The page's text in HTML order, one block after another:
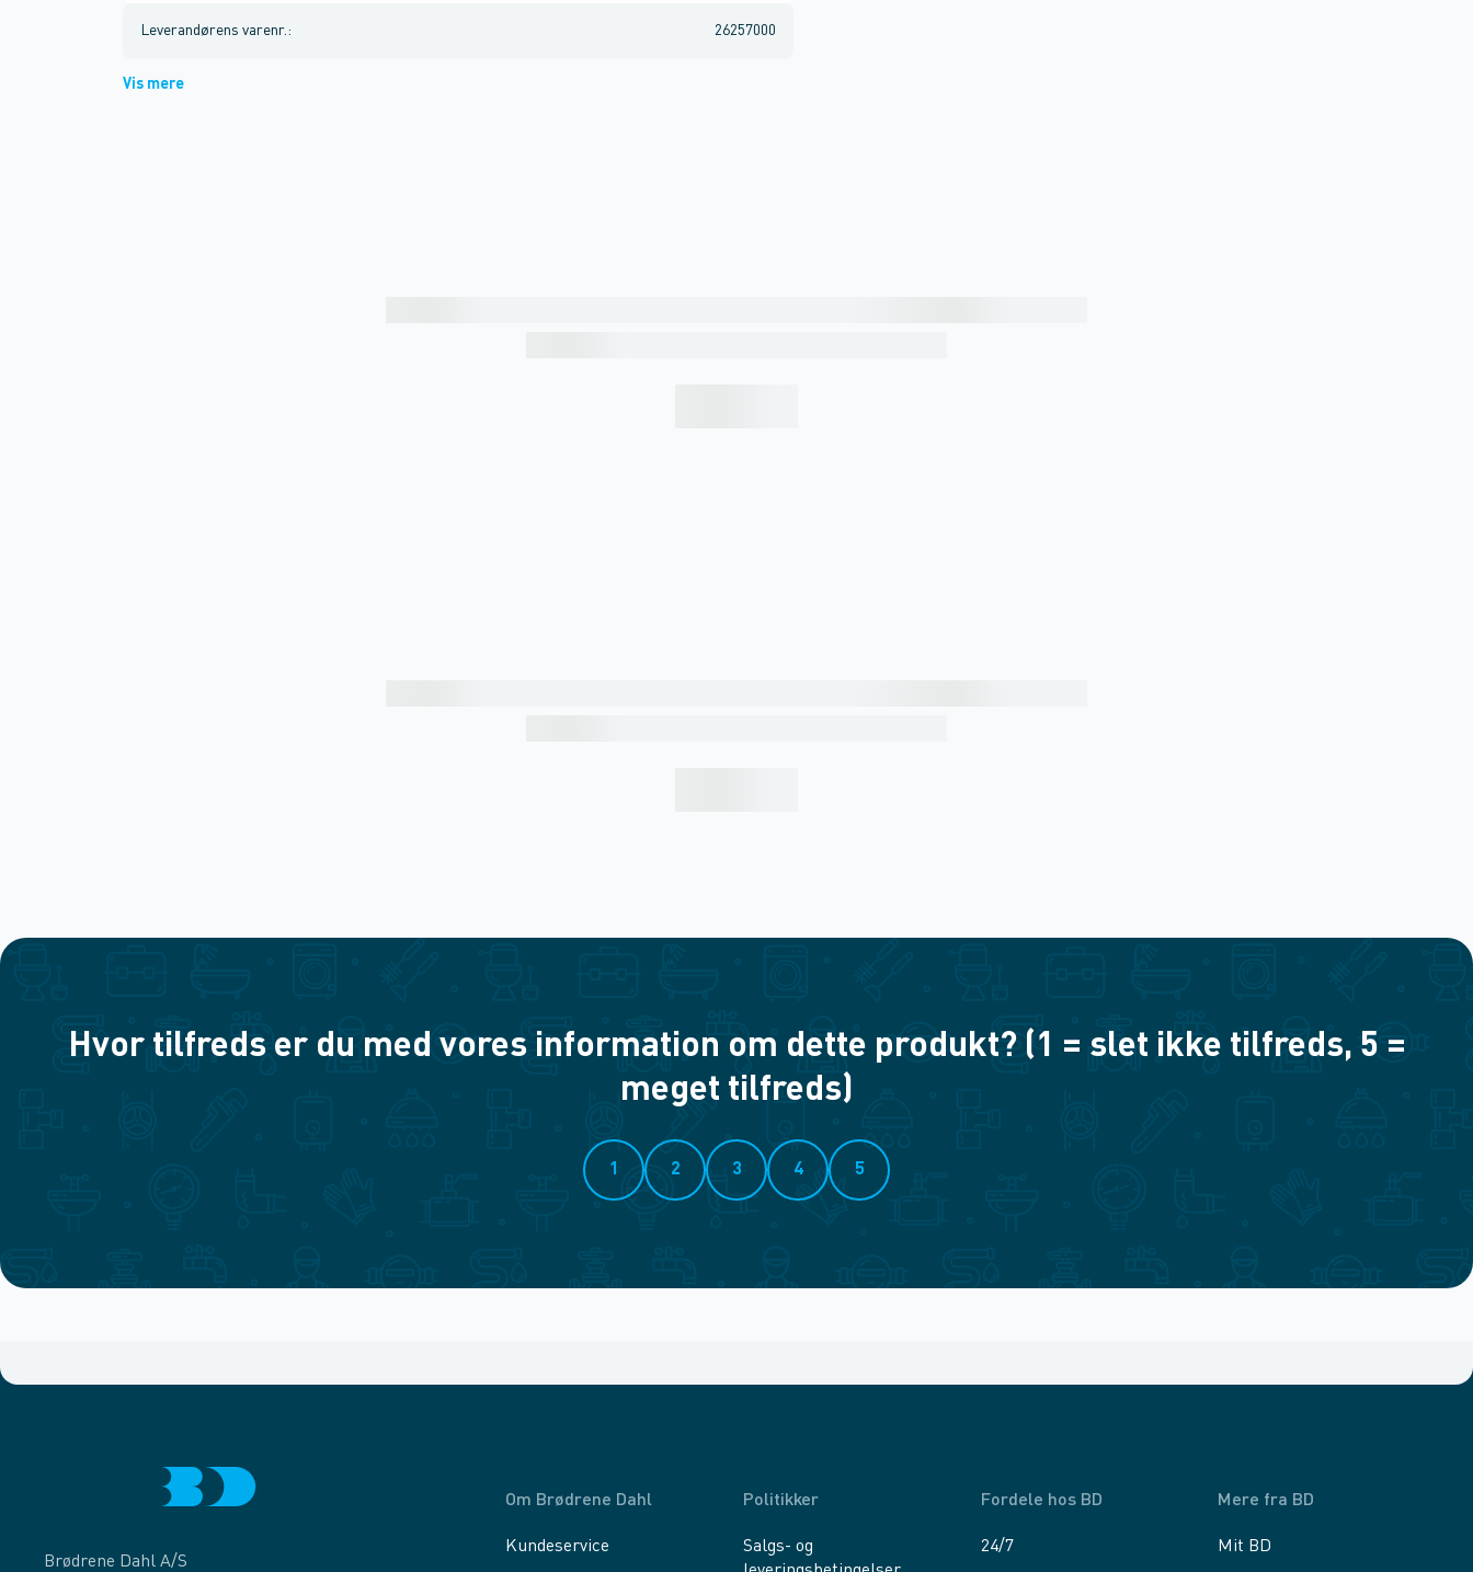
Leverandørens varenr. : 26257000
Vis mere
Hvor tilfreds er du med vores information om dette produkt? (1 = slet ikke tilfreds, 5 =
meget tilfreds)
1 2 3 4 5
Brødrene Dahl A/S
Om Brødrene Dahl
Kundeservice
Politikker
Salgs- og
Fordele hos BD
24/7
Mere fra BD
Mit BD